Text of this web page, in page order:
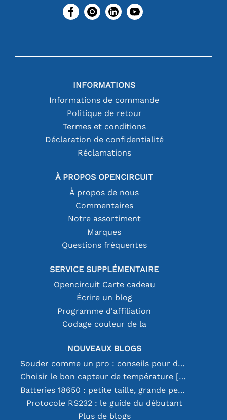
INFORMATIONS
Informations de commande
Politique de retour
Termes et conditions
Déclaration de confidentialité
Réclamations
À PROPOS OPENCIRCUIT
À propos de nous
Commentaires
Notre assortiment
Marques
Questions fréquentes
SERVICE SUPPLÉMENTAIRE
Opencircuit Carte cadeau
Écrire un blog
Programme d'affiliation
Codage couleur de la
NOUVEAUX BLOGS
Souder comme un pro : conseils pour des connexions électroniques parfaites
Choisir le bon capteur de température [youtube]
Batteries 18650 : petite taille, grande performance
Protocole RS232 : le guide du débutant
Plus de blogs